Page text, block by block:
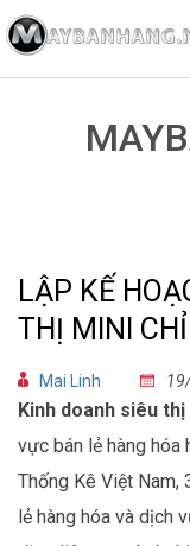
LẬP KẾ
THỊ MINI
Mai Linh
Kinh doanh siêu thị
vực bán lẻ hàng hóa
Thống Kê Việt Nam,
lẻ hàng hóa và dịch